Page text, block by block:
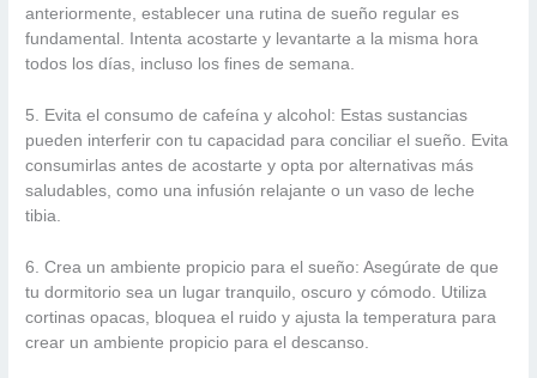
anteriormente, establecer una rutina de sueño regular es
fundamental. Intenta acostarte y levantarte a la misma hora
todos los días, incluso los fines de semana.
5. Evita el consumo de cafeína y alcohol: Estas sustancias
pueden interferir con tu capacidad para conciliar el sueño. Evita
consumirlas antes de acostarte y opta por alternativas más
saludables, como una infusión relajante o un vaso de leche
tibia.
6. Crea un ambiente propicio para el sueño: Asegúrate de que
tu dormitorio sea un lugar tranquilo, oscuro y cómodo. Utiliza
cortinas opacas, bloquea el ruido y ajusta la temperatura para
crear un ambiente propicio para el descanso.